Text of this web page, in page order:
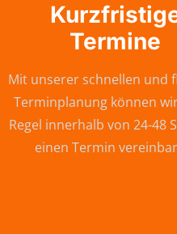
Termine
Mit unserer schnellen und
Terminplanung können
Regel innerhalb von 24-48
einen Termin